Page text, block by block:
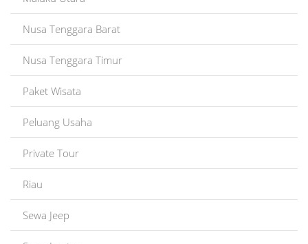
Nusa Tenggara Barat
Nusa Tenggara Timur
Paket Wisata
Peluang Usaha
Private Tour
Riau
Sewa Jeep